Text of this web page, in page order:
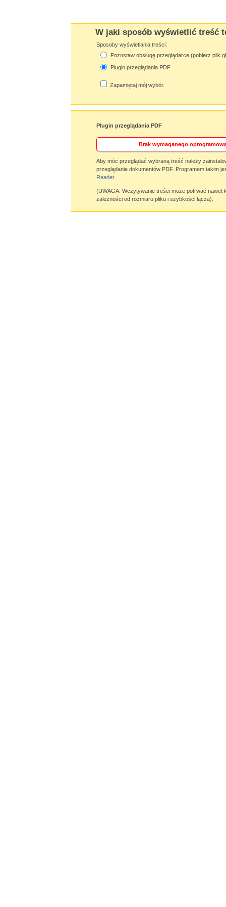
W jaki sposób wyświetlić treść
Sposoby wyświetlania treści:
Pozostaw obsługę przeglądarce (pobierz plik
Plugin przeglądania PDF
Zapamiętaj mój wybór.
Plugin przeglądania PDF
Brak wymaganego
Aby móc przeglądać wybraną treść należy
przeglądanie dokumentów PDF. Programem takim
Reader.
(UWAGA: Wczytywanie treści może potrwać nawet
zależności od rozmiaru pliku i szybkości łącza).